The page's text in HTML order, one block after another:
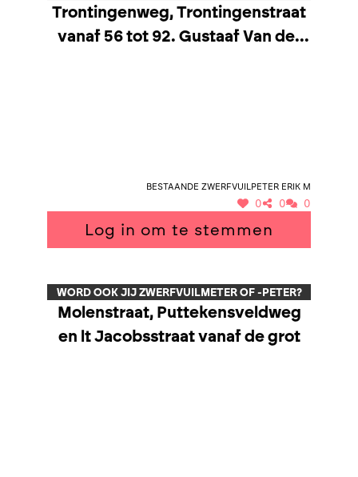
Trontingenweg, Trontingenstraat
vanaf 56 tot 92. Gustaaf Van der
Bestaande zwerfvuilpeter Erik M
0 0 0
Log in om te stemmen
WORD OOK JIJ ZWERFVUILMETER OF -PETER?
Molenstraat, Puttekensveldweg
en lt Jacobsstraat vanaf de grot